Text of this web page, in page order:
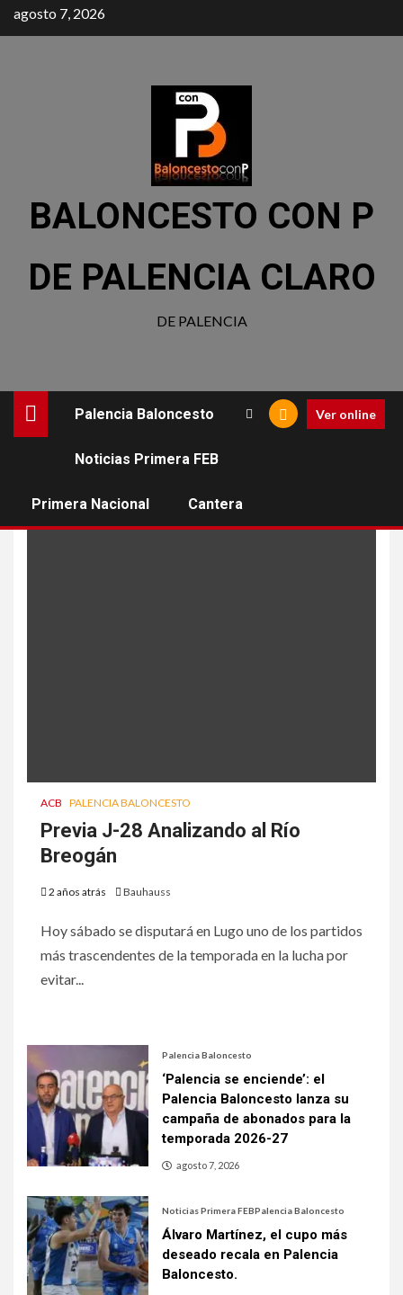
agosto 7, 2026
BALONCESTO CON P
DE PALENCIA CLARO
DE PALENCIA
Palencia Baloncesto
Noticias Primera FEB
Primera Nacional Cantera
Ver online
ACB PALENCIA BALONCESTO
Previa J-28 Analizando al Río
Breogán
2 años atrás Bauhauss
Hoy sábado se disputará en Lugo uno de los partidos
más trascendentes de la temporada en la lucha por
evitar...
Palencia Baloncesto
‘Palencia se enciende’: el
Palencia Baloncesto lanza su
campaña de abonados para la
temporada 2026-27
agosto 7, 2026
Noticias Primera FEBPalencia Baloncesto
Álvaro Martínez, el cupo más
deseado recala en Palencia
Baloncesto.